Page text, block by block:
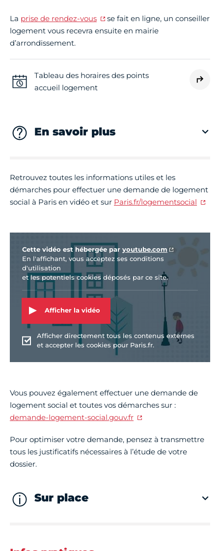
La prise de rendez-vous
se fait en ligne, un conseiller
logement vous recevra ensuite en mairie
d’arrondissement.
Tableau des horaires des points
accueil logement
En savoir plus
Retrouvez toutes les informations utiles et les
démarches pour effectuer une demande de logement
social à Paris en vidéo et sur Paris.fr/logementsocial
Cette vidéo est hébergée par youtube.com
En l'affichant, vous acceptez ses conditions
d'utilisation
et les potentiels cookies déposés par ce site.
Afficher la vidéo
Afficher directement tous les contenus externes
et accepter les cookies pour Paris.fr.
Vous pouvez également effectuer une demande de
logement social et toutes vos démarches sur :
demande-logement-social.gouv.fr
Pour optimiser votre demande, pensez à transmettre
tous les justificatifs nécessaires à l’étude de votre
dossier.
Sur place